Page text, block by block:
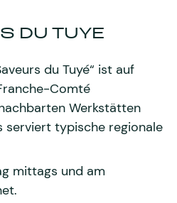
DU TUYE
du Tuyé“ ist auf
Comté
Werkstätten
serviert typische regionale
mittags und am